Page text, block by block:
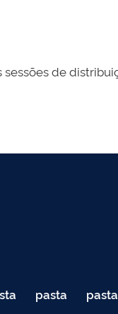
sessões de
pasta
de
pasta
de